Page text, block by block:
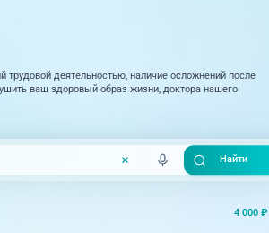
деятельностью, наличие осложнений после
ваш здоровый образ жизни, доктора нашего
4 000 ₽